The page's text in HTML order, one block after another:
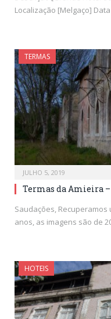
Localização [Melgaço]
TERMAS
JULHO 5, 2019
Termas da Amieira
Saudações,
anos, as imagens são de
HOTEIS